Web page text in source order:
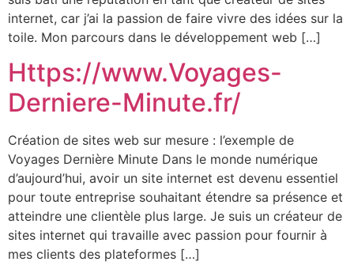
internet, car j’ai la passion de faire vivre des idées sur la
toile. Mon parcours dans le développement web […]
Https://www.Voyages-
Derniere-Minute.fr/
Création de sites web sur mesure : l’exemple de
Voyages Dernière Minute Dans le monde numérique
d’aujourd’hui, avoir un site internet est devenu essentiel
pour toute entreprise souhaitant étendre sa présence et
atteindre une clientèle plus large. Je suis un créateur de
sites internet qui travaille avec passion pour fournir à
mes clients des plateformes […]